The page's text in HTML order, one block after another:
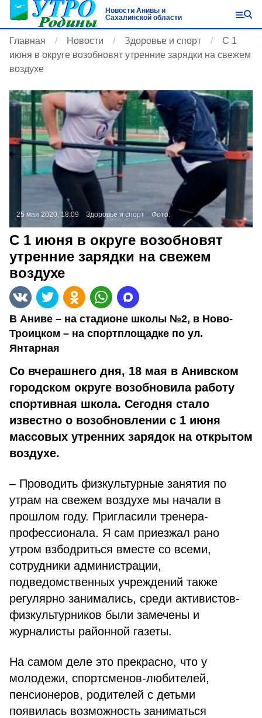
Новости Анивы и
Сахалинской области
Главная Новости Здоровье и спорт
С 1
июня в округе возобновят утренние зарядки на свежем
воздухе
25 мая 2020, 18:09 Здоровье и спорт Фото:
С 1 июня в округе возобновят
утренние зарядки на свежем
воздухе
В Аниве – на стадионе школы №2, в Ново-
Троицком – на спортплощадке по ул.
Янтарная
Со вчерашнего дня, 18 мая в Анивском
городском округе возобновила работу
спортивная школа. Сегодня стало
известно о возобновлении с 1 июня
массовых утренних зарядок на открытом
воздухе.
– Проводить физкультурные занятия по
утрам на свежем воздухе мы начали в
прошлом году. Пригласили тренера-
профессионала. Я сам приезжал рано
утром взбодриться вместе со всеми,
сотрудники администрации,
подведомственных учреждений также
регулярно занимались, среди активистов-
физкультурников были замечены и
журналисты районной газеты.
На самом деле это прекрасно, что у
молодежи, спортсменов-любителей,
пенсионеров, родителей с детьми
появилась возможность заниматься